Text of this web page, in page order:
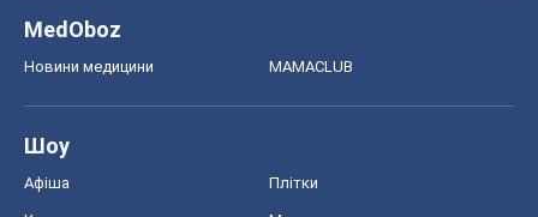
MedOboz
Новини медицини MAMACLUB
Шоу
Афіша Плітки